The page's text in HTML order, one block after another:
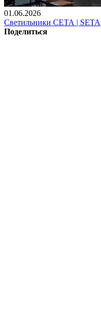
01.06.2026
Светильники СЕТА | SETA
Поделиться